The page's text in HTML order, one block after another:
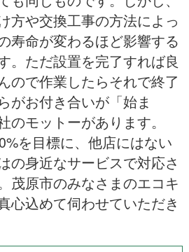
方や交換工事の方法によっ
寿命が変わるほど影響する
。ただ設置を完了すれば良
ので作業したらそれで終了
がお付き合いが「始ま
のモットーがあります。
を目標に、他店にはない
の身近なサービスで対応さ
茂原市のみなさまのエコキ
心込めて伺わせていただき